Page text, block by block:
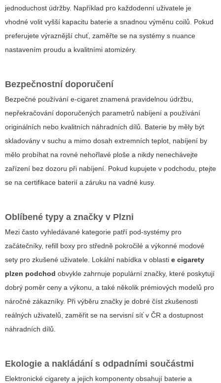
jednoduchost údržby. Například pro každodenní uživatele je
vhodné volit vyšší kapacitu baterie a snadnou výměnu coilů. Pokud
preferujete výraznější chuť, zaměřte se na systémy s nuance
nastavením proudu a kvalitními atomizéry.
Bezpečnostní doporučení
Bezpečné používání e-cigaret znamená pravidelnou údržbu,
nepřekračování doporučených parametrů nabíjení a používání
originálních nebo kvalitních náhradních dílů. Baterie by měly být
skladovány v suchu a mimo dosah extremních teplot, nabíjení by
mělo probíhat na rovné nehořlavé ploše a nikdy nenechávejte
zařízení bez dozoru při nabíjení. Pokud kupujete v podchodu, ptejte
se na certifikace baterií a záruku na vadné kusy.
Oblíbené typy a značky v Plzni
Mezi často vyhledávané kategorie patří pod-systémy pro
začátečníky, refill boxy pro středně pokročilé a výkonné modové
sety pro zkušené uživatele. Lokální nabídka v oblasti e cigarety
plzen podchod obvykle zahrnuje populární značky, které poskytují
dobrý poměr ceny a výkonu, a také několik prémiových modelů pro
náročné zákazníky. Při výběru značky je dobré číst zkušenosti
reálných uživatelů, zaměřit se na servisní síť v ČR a dostupnost
náhradních dílů.
Ekologie a nakládání s odpadními součástmi
Elektronické cigarety a jejich komponenty obsahují baterie a